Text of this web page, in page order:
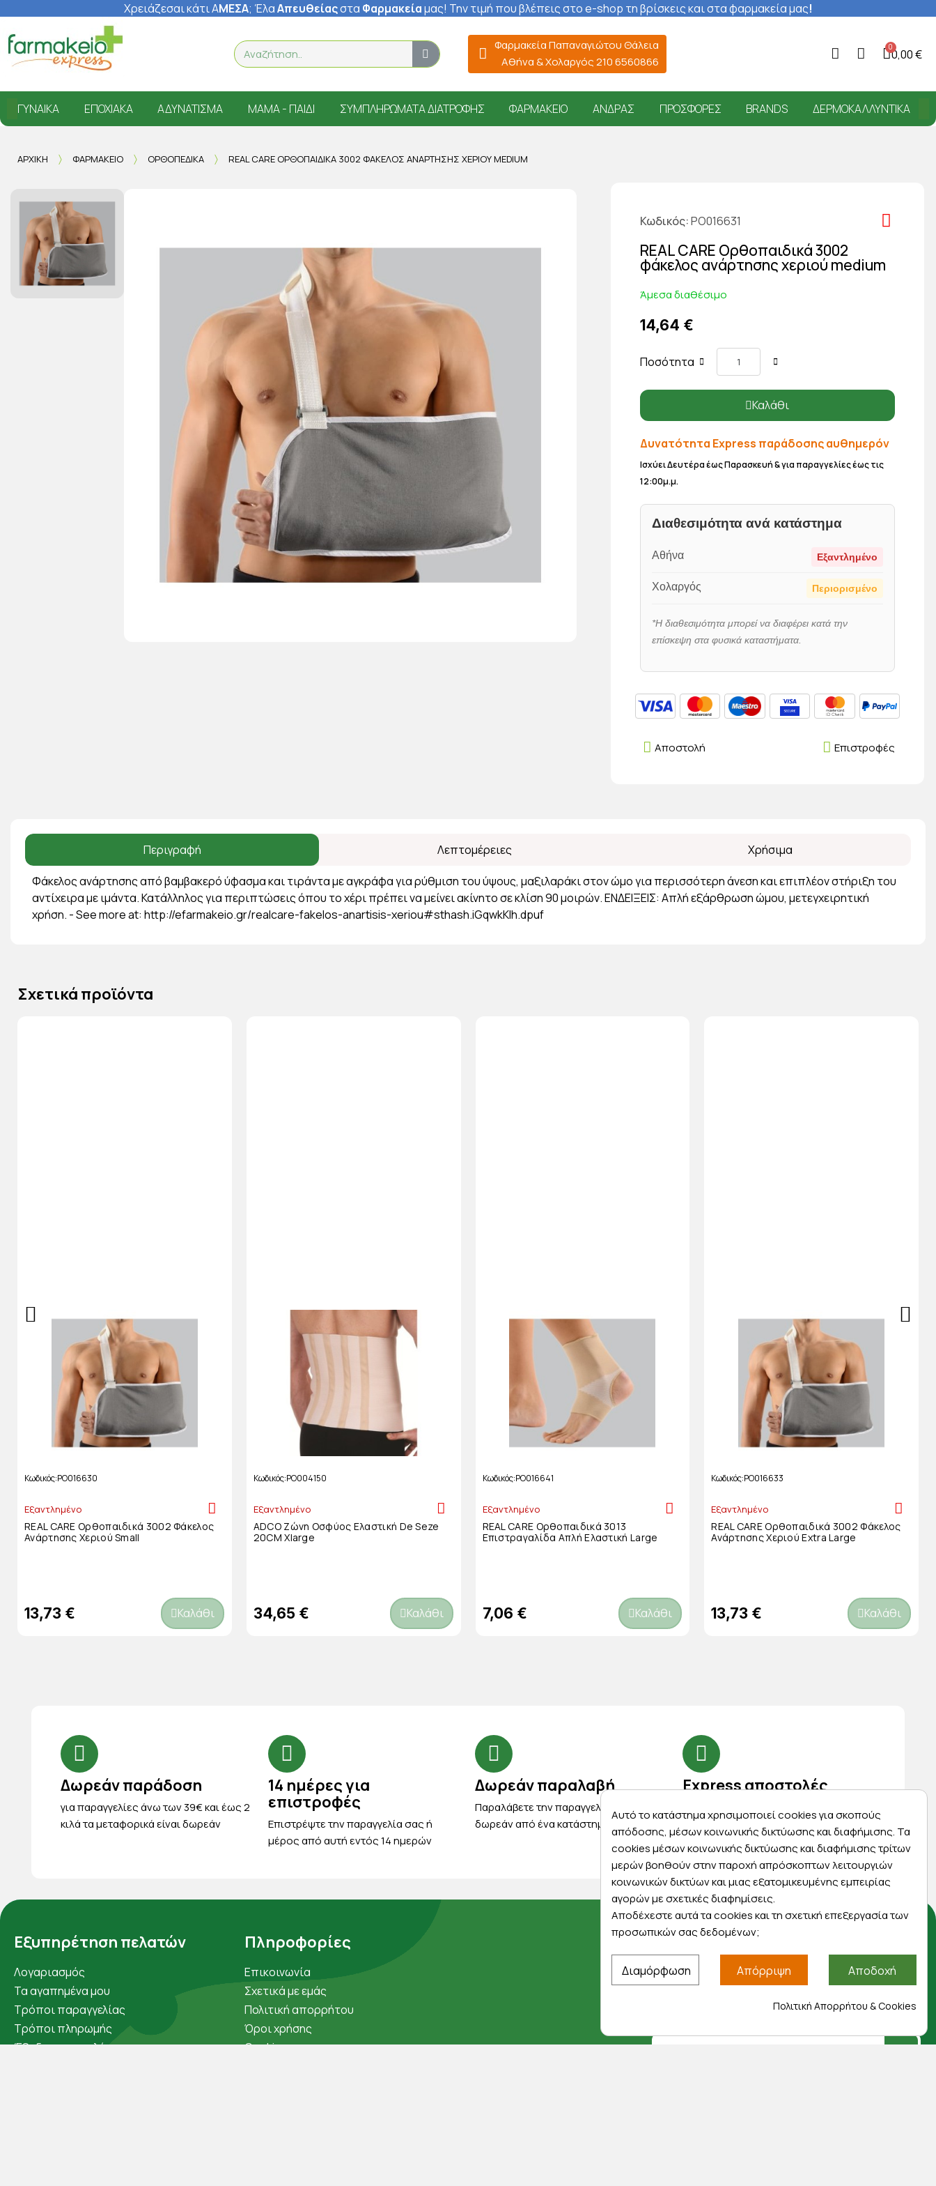
Χρειάζεσαι κάτι ΑΜΕΣΑ; ΈλαΑπευθείαςστα Φαρμακείαμας! Την τιμή που βλέπεις στο e-shop τη βρίσκεις και στα φαρμακεία μας!
Φαρμακεία Παπαναγιώτου Θάλεια
Αθήνα & Χολαργός 210 6560866
0,00 €
ΓΥΝΑΊΚΑ ΕΠΟΧΙΑΚΆ ΑΔΥΝΆΤΙΣΜΑ ΜΑΜΆ - ΠΑΙΔΊ ΣΥΜΠΛΗΡΏΜΑΤΑ ΔΙΑΤΡΟΦΉΣ ΦΑΡΜΑΚΕΊΟ ΆΝΔΡΑΣ ΠΡΟΣΦΟΡΈΣ BRANDS ΔΕΡΜΟΚΑΛΛΥΝΤΙΚΆ
ΑΡΧΙΚΉ ΦΑΡΜΑΚΕΊΟ ΟΡΘΟΠΕΔΙΚΆ REAL CARE ΟΡΘΟΠΑΙΔΙΚΆ 3002 ΦΆΚΕΛΟΣ ΑΝΆΡΤΗΣΗΣ ΧΕΡΙΟΎ MEDIUM
Κωδικός PO016631
REAL CARE Ορθοπαιδικά 3002
φάκελος ανάρτησης χεριού medium
Άμεσα διαθέσιμο
14,64 €
Ποσότητα
Καλάθι
Δυνατότητα Express παράδοσης αυθημερόν
Ισχύει Δευτέρα έως Παρασκευή & για παραγγελίες έως τις
12:00μ.μ.
Διαθεσιμότητα ανά κατάστημα
Αθήνα Εξαντλημένο
Χολαργός Περιορισμένο
*Η διαθεσιμότητα μπορεί να διαφέρει κατά την
επίσκεψη στα φυσικά καταστήματα.
Επιστροφές
Αποστολή
Περιγραφή Λεπτομέρειες Χρήσιμα
Φάκελος ανάρτησης από βαμβακερό ύφασμα και τιράντα με αγκράφα για ρύθμιση του ύψους, μαξιλαράκι στον ώμο για περισσότερη άνεση και επιπλέον στήριξη του
αντίχειρα με ιμάντα. Κατάλληλος για περιπτώσεις όπου το χέρι πρέπει να μείνει ακίνητο σε κλίση 90 μοιρών. ΕΝΔΕΙΞΕΙΣ: Απλή εξάρθρωση ώμου, μετεγχειρητική
χρήση. - See more at: http://efarmakeio.gr/realcare-fakelos-anartisis-xeriou#sthash.iGqwkKlh.dpuf
Σχετικά προϊόντα
Κωδικός PO016630
Εξαντλημένο
REAL CARE Ορθοπαιδικά 3002 Φάκελος
Ανάρτησης Χεριού Small
13,73 € Καλάθι
Κωδικός PO004150
Εξαντλημένο
ADCO Ζώνη Οσφύος Ελαστική De Seze
20CM Xlarge
34,65 € Καλάθι
Κωδικός PO016641
Εξαντλημένο
REAL CARE Ορθοπαιδικά 3013
Επιστραγαλίδα Απλή Ελαστική Large
7,06 € Καλάθι
Κωδικός PO016633
Εξαντλημένο
REAL CARE Ορθοπαιδικά 3002 Φάκελος
Ανάρτησης Χεριού Extra Large
13,73 € Καλάθι
Δωρεάν παράδοση
για παραγγελίες άνω των 39€ και έως 2
κιλά τα μεταφορικά είναι δωρεάν
14 ημέρες για
επιστροφές
Eπιστρέψτε την παραγγελία σας ή
μέρος από αυτή εντός 14 ημερών
Δωρεάν παραλαβή
Παραλάβετε την παραγγελία σας
δωρεάν από ένα κατάστημα μας
Express αποστολές
Κάντε σήμερα την παραγγελία σας και
παραλάβετε αύριο στην πόρτα σας
Εξυπηρέτηση πελατών
Λογαριασμός
Τα αγαπημένα μου
Τρόποι παραγγελίας
Τρόποι πληρωμής
Έξοδα αποστολής
Πληροφορίες
Επικοινωνία
Σχετικά με εμάς
Πολιτική απορρήτου
Όροι χρήσης
Cookies
Αποκλειστικές προσφορές
Εγγραφείτε με το email σας για να ενημερώνεστε
εκπτωτικούς κωδικούς και μοναδικά δώρα!
Αυτό το κατάστημα χρησιμοποιεί cookies για σκοπούς
απόδοσης, μέσων κοινωνικής δικτύωσης και διαφήμισης. Τα
cookies μέσων κοινωνικής δικτύωσης και διαφήμισης τρίτων
μερών βοηθούν στην παροχή απρόσκοπτων λειτουργιών
κοινωνικών δικτύων και μιας εξατομικευμένης εμπειρίας
αγορών με σχετικές διαφημίσεις.
Αποδέχεστε αυτά τα cookies και τη σχετική επεξεργασία των
προσωπικών σας δεδομένων;
Διαμόρφωση Απόρριψη Αποδοχή
Πολιτική Απορρήτου & Cookies